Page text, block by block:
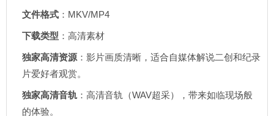
文件格式 ：MKV/MP4
下载类型 ：高清素材
独家高清资源 ：影片画质清晰，适合自媒体解说二创和纪录
片爱好者观赏。
独家高清音轨 ：高清音轨（WAV超采），带来如临现场般
的体验。